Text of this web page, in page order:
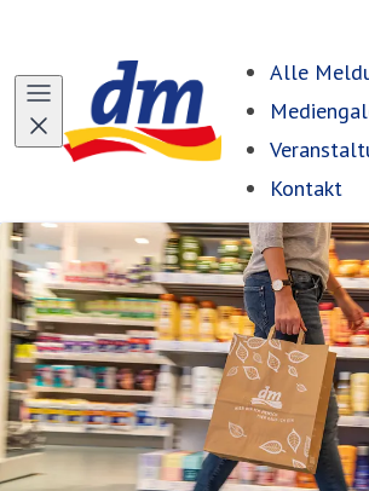
Alle
Kontakt